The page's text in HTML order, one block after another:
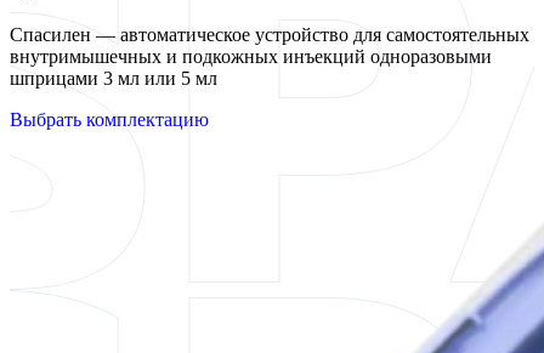
Спасилен — автоматическое устройство для самостоятельных
внутримышечных и подкожных инъекций одноразовыми
шприцами 3 мл или 5 мл
Выбрать комплектацию